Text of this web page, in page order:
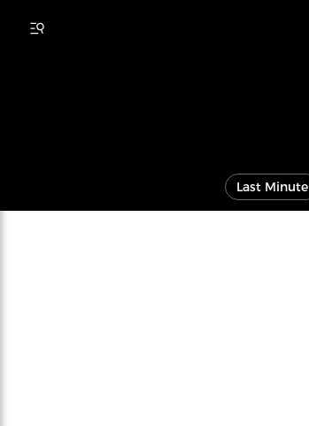
Last Minute